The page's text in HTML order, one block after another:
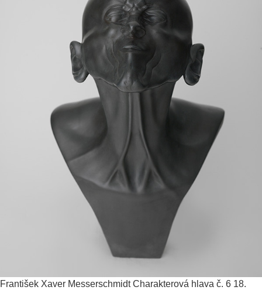
František Xaver Messerschmidt Charakterová hlava č. 6 18.